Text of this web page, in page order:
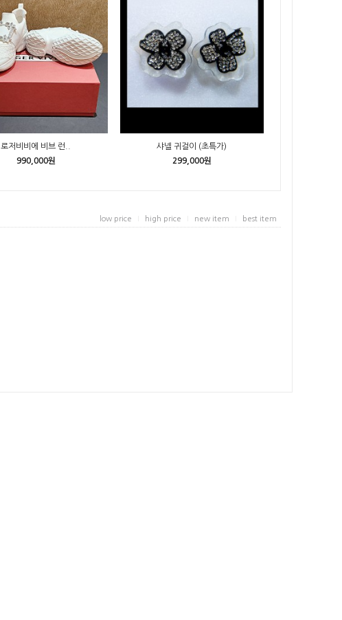
로저비비에 비브 런..
990,000원
샤넬 귀걸이 (초특가)
299,000원
low price high price new item best item